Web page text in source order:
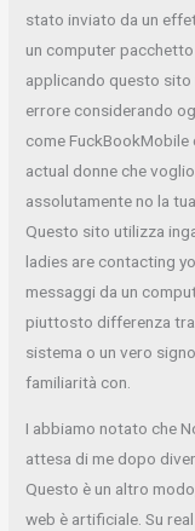
stato inviato da un
un computer
applicando questo
errore considerando
come
actual donne che
assolutamente no la
Questo sito utilizza
ladies are contacting
messaggi da un
piuttosto differenza
sistema o un vero
familiarità con.
I abbiamo notato che
attesa di me dopo
Questo è un altro
web è artificiale. Su